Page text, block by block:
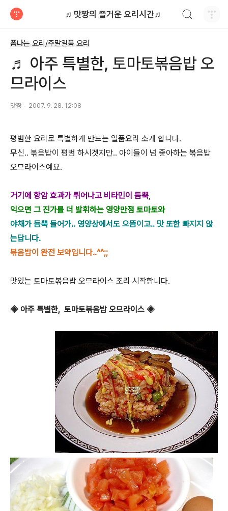
♬맛짱의 즐거운 요리시간♬
폼나는 요리/주말일품 요리
♬ 아주 특별한, 토마토볶음밥 오
므라이스
맛짱 2007. 9. 28. 12:08
평범한 요리로 특별하게 만드는 일품요리 소개 합니다.
무신.. 볶음밥이 평범 하시겟지만.. 아이들이 넘 좋아하는 볶음밥
오므라이스예요.
거기에 항암 효과가 튀어나고 비타민이 듬뿍,
익으면 그 진가를 더 발휘하는 영양만점 토마토와
야채가 듬뿍 들어가.. 영양상에서도 으뜸이고.. 맛 또한 빠지지 않
는답니다.
볶음밥이 완전 보약입니다..^^;;
맛있는 토마토볶음밥 오므라이스 조리 시작합니다.
◈ 아주 특별한, 토마토볶음밥 오므라이스 ◈